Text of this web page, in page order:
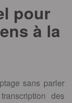
pour
à la
sans parler
des